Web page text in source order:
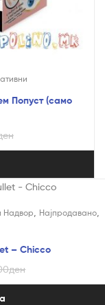
Попуст (само
Надвор Најпродавано,
– Chicco
ден